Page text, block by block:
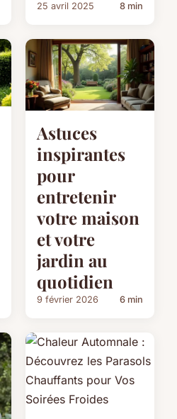
25 avril 2025 8 min
Astuces
inspirantes
pour
entretenir
votre maison
et votre
jardin au
quotidien
9 février 2026 6 min